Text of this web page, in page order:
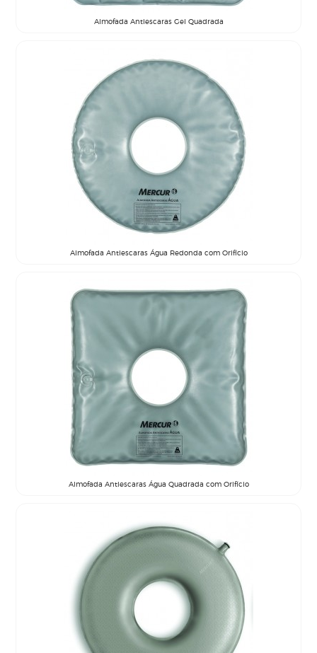
Almofada Antiescaras Gel Quadrada
Almofada Antiescaras Água Redonda com Orifício
Almofada Antiescaras Água Quadrada com Orifício